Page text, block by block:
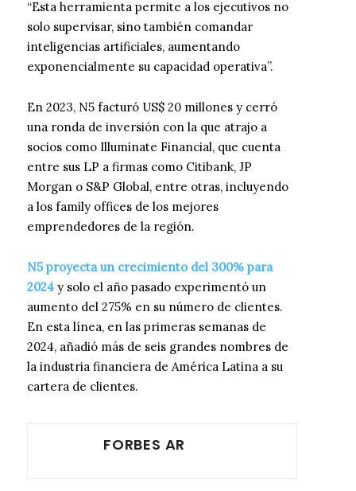
“Esta herramienta permite a los ejecutivos no
solo supervisar, sino también comandar
inteligencias artificiales, aumentando
exponencialmente su capacidad operativa”.
En 2023, N5 facturó US$ 20 millones y cerró
una ronda de inversión con la que atrajo a
socios como Illuminate Financial, que cuenta
entre sus LP a firmas como Citibank, JP
Morgan o S&P Global, entre otras, incluyendo
a los family offices de los mejores
emprendedores de la región.
N5 proyecta un crecimiento del 300% para
2024 y solo el año pasado experimentó un
aumento del 275% en su número de clientes.
En esta línea, en las primeras semanas de
2024, añadió más de seis grandes nombres de
la industria financiera de América Latina a su
cartera de clientes.
FORBES AR